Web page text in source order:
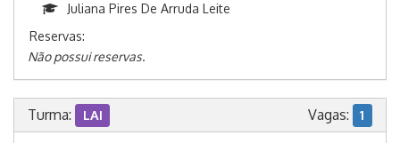
Juliana Pires De Arruda Leite
Reservas:
Não possui reservas.
Turma: LAI Vagas: 1